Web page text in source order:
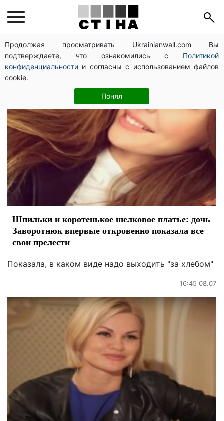
Продолжая просматривать Ukrainianwall.com Вы
подтверждаете, что ознакомились с Политикой
конфиденциальности и согласны с использованием файлов
cookie.
Понял
платье
Шпильки и коротенькое шелковое платье: дочь
Заворотнюк впервые откровенно показала все
свои прелести
Показала, в каком виде надо выходить "за хлебом"
16:45 08.07